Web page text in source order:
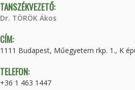
TANSZÉKVEZETŐ:
Dr. TÖRÖK Ákos
CÍM:
1111 Budapest, Műegyetem rkp. 1., K
TELEFON:
+36 1 463 1447